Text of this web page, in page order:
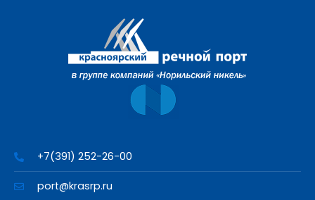
+7(391) 252-26-00
port@krasrp.ru